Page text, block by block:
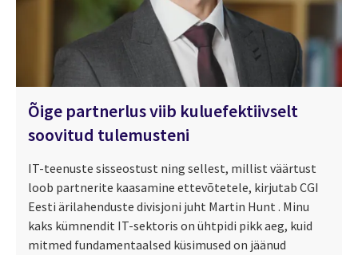
Õige partnerlus viib kuluefektiivselt
soovitud tulemusteni
IT-teenuste sisseostust ning sellest, millist väärtust
loob partnerite kaasamine ettevõtetele, kirjutab CGI
Eesti ärilahenduste divisjoni juht Martin Hunt . Minu
kaks kümnendit IT-sektoris on ühtpidi pikk aeg, kuid
mitmed fundamentaalsed küsimused on jäänud